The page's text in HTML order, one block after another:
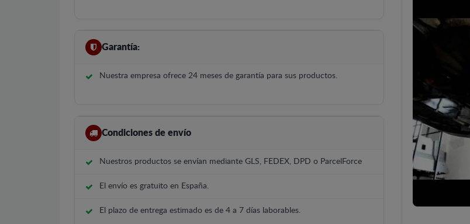
Garantía:
Nuestra empresa ofrece 24 meses de garantía para sus productos.
Condiciones de envío
Nuestros productos se envían mediante GLS, FEDEX, DPD o ParcelForce
El envío es gratuito en España.
El plazo de entrega estimado es de 4 a 7 días laborables.